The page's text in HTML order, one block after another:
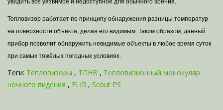
увидить всё уязвимое и недоступное для обычного зрения.
Тепловизор работает по принципу обнаружения разницы температур
на поверхности объекта, делая его видимым. Таким образом, данный
прибор позволит обнаружить невидимые объекты в любое время суток
при самых тяжёлых погодных условиях.
Теги: Тепловизоры , ТПНВ , Тепловизионный монокуляр
ночного видения , FLIR , Scout PS